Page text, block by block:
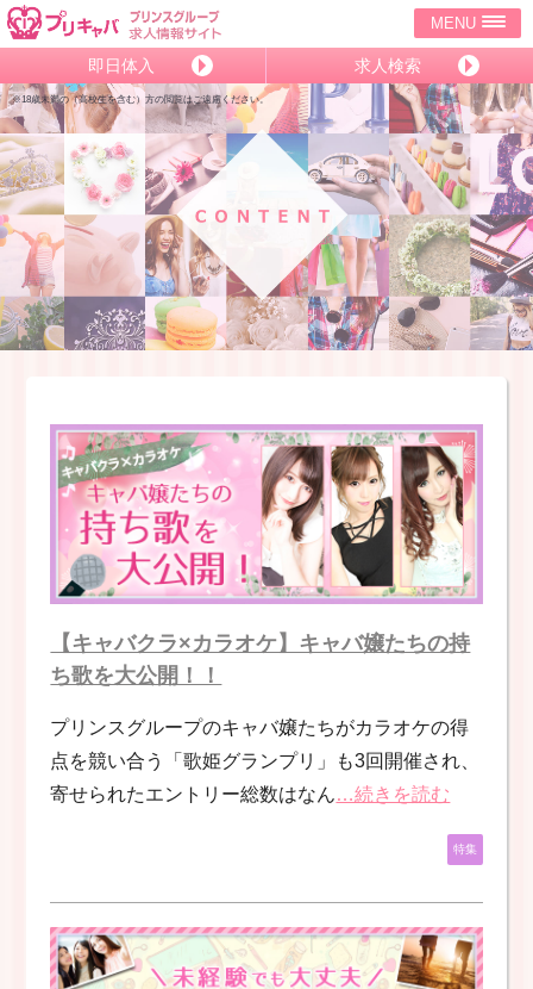
MENU
即日体入 求人検索
※18歳未満の（高校生を含む）方の閲覧はご遠慮ください。
【キャバクラ×カラオケ】キャバ嬢たちの持
ち歌を大公開！！
プリンスグループのキャバ嬢たちがカラオケの得
点を競い合う「歌姫グランプリ」も3回開催され、
寄せられたエントリー総数はなん…続きを読む
特集